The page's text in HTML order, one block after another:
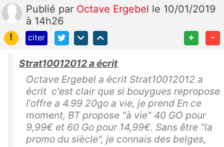
Publié par Octave Ergebel le 10/01/2019
à 14h26
!
citer + -
Strat10012012 a écrit
Octave Ergebel a écrit Strat10012012 a
écrit c'est clair que si bouygues repropose
l'offre a 4.99 20go a vie, je prend En ce
moment, BT propose "à vie" 40 GO pour
9,99€ et 60 Go pour 14,99€. Sans être "la
promo du siècle", je connais des belges,